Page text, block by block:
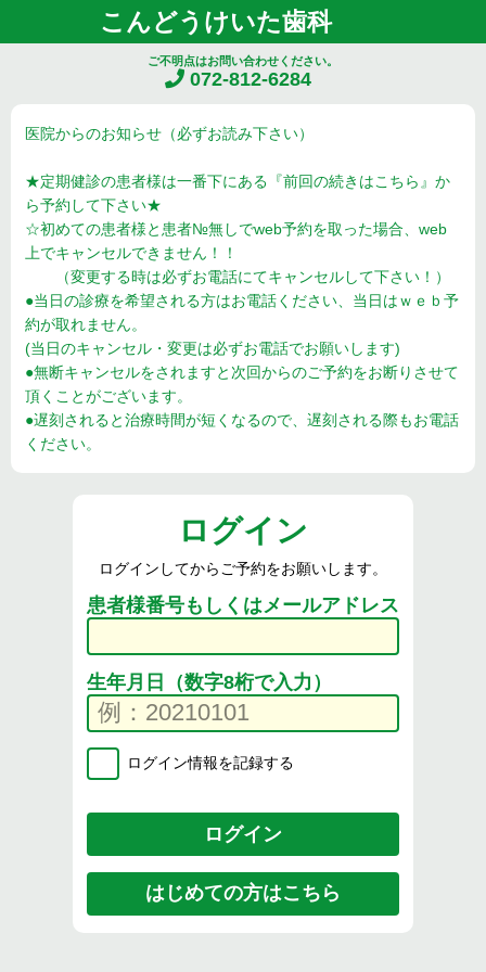
こんどうけいた歯科
ご不明点はお問い合わせください。
072-812-6284
医院からのお知らせ（必ずお読み下さい）
★定期健診の患者様は一番下にある『前回の続きはこちら』か
ら予約して下さい★
☆初めての患者様と患者№無しでweb予約を取った場合、web
上でキャンセルできません！！
（変更する時は必ずお電話にてキャンセルして下さい！）
●当日の診療を希望される方はお電話ください、当日はｗｅｂ予
約が取れません。
(当日のキャンセル・変更は必ずお電話でお願いします)
●無断キャンセルをされますと次回からのご予約をお断りさせて
頂くことがございます。
●遅刻されると治療時間が短くなるので、遅刻される際もお電話
ください。
ログイン
ログインしてからご予約をお願いします。
患者様番号もしくはメールアドレス
生年月日（数字8桁で入力）
ログイン情報を記録する
はじめての方はこちら